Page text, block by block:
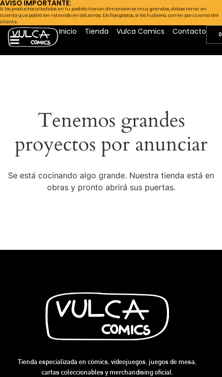
AVISO IMPORTANTE:
Si los productos añadidos en tu pedido tienen dimensiones muy grandes, debes tener en
cuenta que podrá ser retenido en aduanas. Dichos gastos, si los hubiera, corren por cuenta del
cliente.
Inicio Tienda Vulca Comics Contacto
Tenemos grandes
proyectos por anunciar
Se está cocinando algo grande. Nuestra tienda está en
obras y pronto abrirá sus puertas.
Tienda especializada en cómics, videojuegos, juegos de mesa,
cartas coleccionables y merchandising oficial.